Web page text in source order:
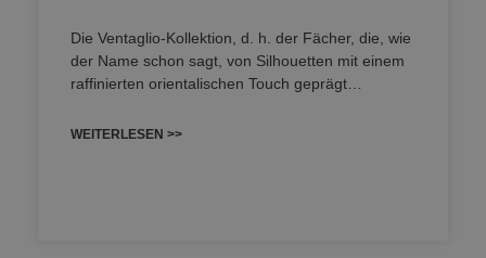
Die Ventaglio-Kollektion, d. h. der Fächer, die, wie
der Name schon sagt, von Silhouetten mit einem
raffinierten orientalischen Touch geprägt…
WEITERLESEN >>